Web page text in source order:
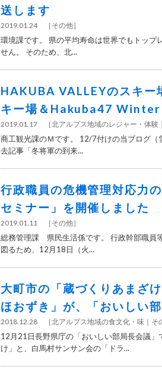
送します
2019.01.24 ［ その他］
環境課です。 県の平均寿命は世界でもトップ
せん。 そのため、北...
HAKUBA VALLEYのスキ
キー場＆Hakuba47
2019.01.17 ［北アルプス地域のレジャー・体験
商工観光課のＭです。 12/7付けの当ブログ
去記事「冬将軍の到来...
行政職員の危機管理対応力
セミナー」を開催しました
2019.01.11 ［ その他］
総務管理課 県民生活係です。 行政幹部職員
図るため、12月18日（火...
大町市の「蔵づくりあまざ
ほおずき」が、「おいしい
2018.12.28 ［北アルプス地域の食文化・味 そ
12月21日長野県庁の「おいしい部局長会議
け」と、白馬村サンサン会の「ドラ...